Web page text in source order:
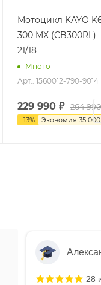
Мотоцикл KAYO
300 MX (CB300RL)
21/18
Много
Арт.: 1560012-790-9014
229 990₽ 264
-13% Экономия 35
28